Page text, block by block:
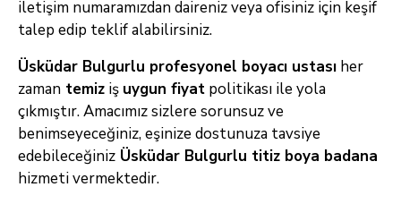
iletişim numaramızdan daireniz veya ofisiniz için keşif
talep edip teklif alabilirsiniz.
Üsküdar Bulgurlu profesyonel boyacı ustası her
zaman temiz iş uygun fiyat politikası ile yola
çıkmıştır. Amacımız sizlere sorunsuz ve
benimseyeceğiniz, eşinize dostunuza tavsiye
edebileceğiniz Üsküdar Bulgurlu titiz boya badana
hizmeti vermektedir.